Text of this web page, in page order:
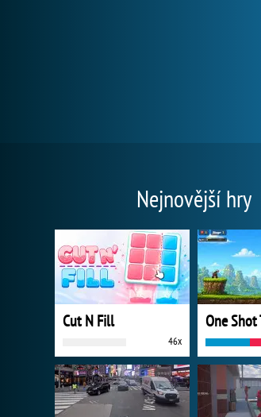
Nejnovější hry
Cut N Fill
46x